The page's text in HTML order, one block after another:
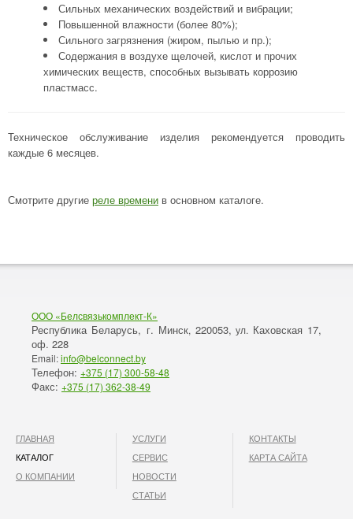
Сильных механических воздействий и вибрации;
Повышенной влажности (более 80%);
Сильного загрязнения (жиром, пылью и пр.);
Содержания в воздухе щелочей, кислот и прочих
химических веществ, способных вызывать коррозию
пластмасс.
Техническое обслуживание изделия рекомендуется проводить
каждые 6 месяцев.
Смотрите другие реле времени в основном каталоге.
ООО «Белсвязькомплект-К»
Республика Беларусь, г. Минск, 220053, ул. Каховская 17,
оф. 228
Email:info@belconnect.by
Телефон: +375 (17) 300-58-48
Факс: +375 (17) 362-38-49
ГЛАВНАЯ
КАТАЛОГ
О КОМПАНИИ
УСЛУГИ
СЕРВИС
НОВОСТИ
СТАТЬИ
КОНТАКТЫ
КАРТА САЙТА